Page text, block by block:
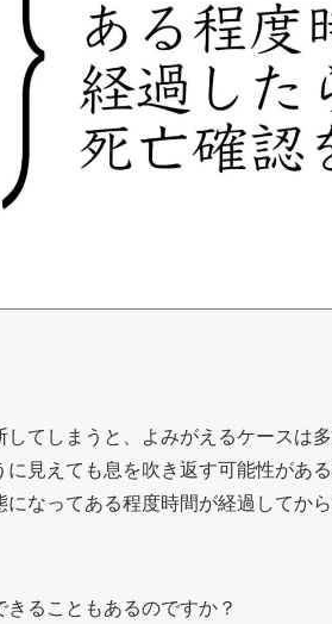
てしまうと、よみがえるケースは
見えても息を吹き返す可能性があ
なってある程度時間が経過してか
ることもあるのですか？